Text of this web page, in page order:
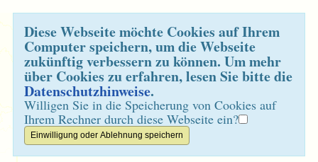
Diese Webseite möchte Cookies auf Ihrem
Computer speichern, um die Webseite
zukünftig verbessern zu können. Um mehr
über Cookies zu erfahren, lesen Sie bitte die
Datenschutzhinweise.
Willigen Sie in die Speicherung von Cookies auf
Ihrem Rechner durch diese Webseite ein?